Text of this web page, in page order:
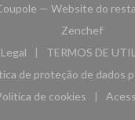
— Website do
Zenchef((abre
((abre numa nova janela))
TERMOS DE
de proteção de dados
((abre
de cookies
((abre numa nova